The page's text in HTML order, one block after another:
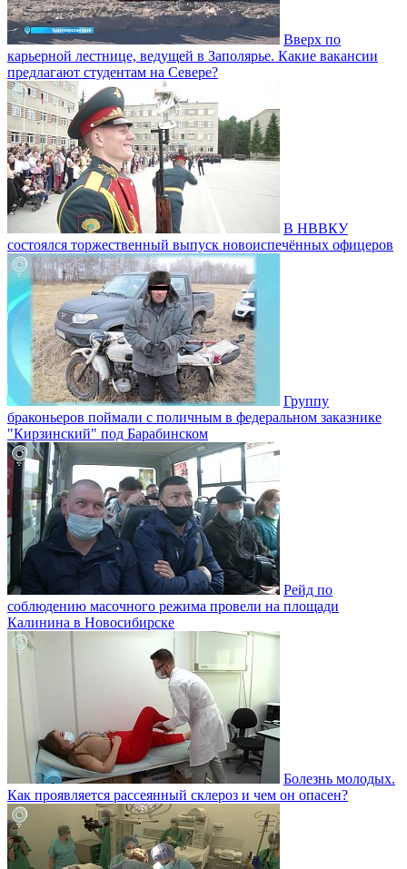
Вверх по
карьерной лестнице, ведущей в Заполярье. Какие вакансии
предлагают студентам на Севере?
В НВВКУ
состоялся торжественный выпуск новоиспечённых офицеров
Группу
браконьеров поймали с поличным в федеральном заказнике
"Кирзинский" под Барабинском
Рейд по
соблюдению масочного режима провели на площади
Калинина в Новосибирске
Болезнь молодых.
Как проявляется рассеянный склероз и чем он опасен?